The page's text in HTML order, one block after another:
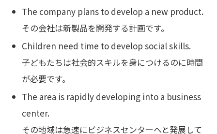
The company plans to develop a new product.
その会社は新製品を開発する計画です。
Children need time to develop social skills.
子どもたちは社会的スキルを身につけるのに時間
が必要です。
The area is rapidly developing into a business
center.
その地域は急速にビジネスセンターへと発展して